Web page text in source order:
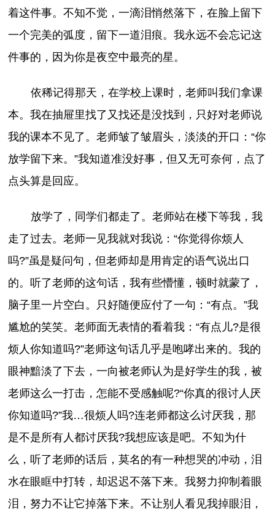
着这件事。不知不觉，一滴泪悄然落下，在脸上留下
一个完美的弧度，留下一道泪痕。我永远不会忘记这
件事的，因为你是夜空中最亮的星。
依稀记得那天，在学校上课时，老师叫我们拿课
本。我在抽屉里找了又找还是没找到，只好对老师说
我的课本不见了。老师皱了皱眉头，淡淡的开口：“你
放学留下来。”我知道准没好事，但又无可奈何，点了
点头算是回应。
放学了，同学们都走了。老师站在楼下等我，我
走了过去。老师一见我就对我说：“你觉得你烦人
吗?”虽是疑问句，但老师却是用肯定的语气说出口
的。听了老师的这句话，我有些懵懂，顿时就蒙了，
脑子里一片空白。只好随便应付了一句：“有点。”我
尴尬的笑笑。老师面无表情的看着我：“有点儿?是很
烦人你知道吗?”老师这句话几乎是咆哮出来的。我的
眼神黯淡了下去，一向被老师认为是好学生的我，被
老师这么一打击，怎能不受感触呢?“你真的很讨人厌
你知道吗?”我…很烦人吗?连老师都这么讨厌我，那
是不是所有人都讨厌我?我想应该是吧。不知为什
么，听了老师的话后，莫名的有一种想哭的冲动，泪
水在眼眶中打转，却迟迟不落下来。我努力抑制着眼
泪，努力不让它掉落下来。不让别人看见我掉眼泪，